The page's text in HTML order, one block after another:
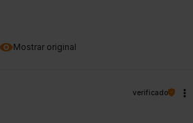
Mostrar original
verificado